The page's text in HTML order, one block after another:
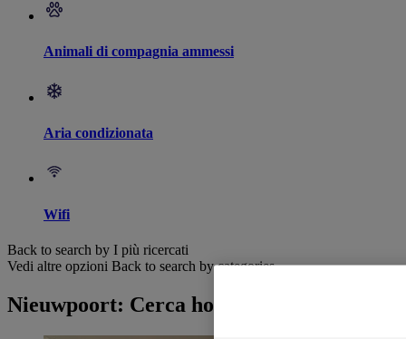
Animali di compagnia ammessi
Aria condizionata
Wifi
Back to search by I più ricercati
Vedi altre opzioni Back to search by categories
Nieuwpoort: Cerca hotel